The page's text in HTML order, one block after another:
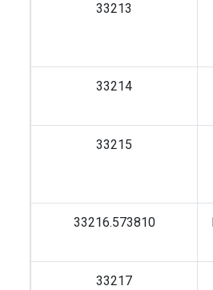
33213
33214
33215
33216.573810
33217